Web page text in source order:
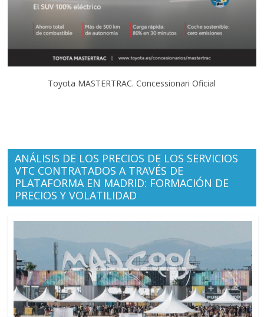
Toyota MASTERTRAC. Concessionari Oficial
ANÁLISIS DE LOS PRECIOS DE LOS SERVICIOS
VTC CONTRATADOS A TRAVÉS DE
PLATAFORMA EN MADRID: FORMACIÓN DE
PRECIOS Y VOLATILIDAD